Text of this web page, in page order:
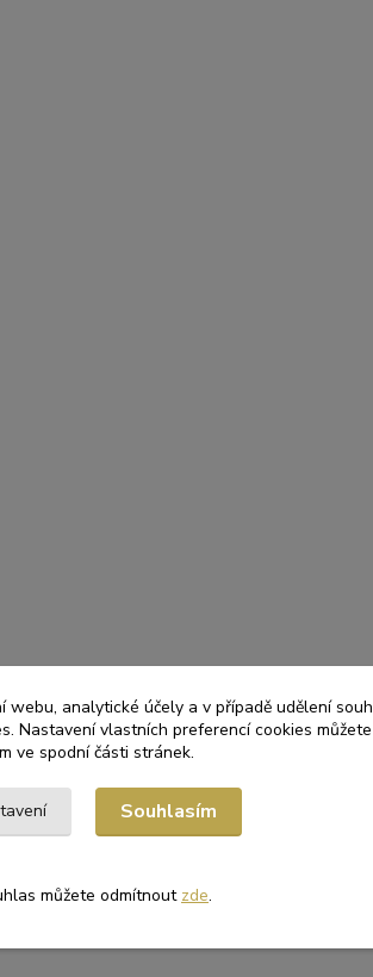
webu, analytické účely a v případě udělení
Nastavení vlastních preferencí cookies
ve spodní části stránek.
Souhlasím
můžete odmítnout zde.